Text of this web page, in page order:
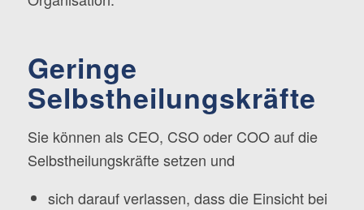
Geringe
Selbstheilungskräfte
Sie können als CEO, CSO oder COO auf die
Selbstheilungskräfte setzen und
sich darauf verlassen, dass die Einsicht bei